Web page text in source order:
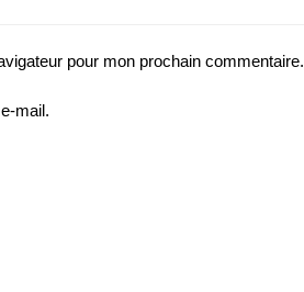
pour mon prochain commentaire.
mail.